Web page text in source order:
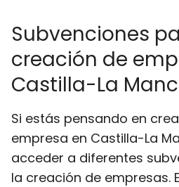
Subvenciones
creación de
Castilla-La
Si estás pensando en
empresa en Castilla-La
acceder a diferentes
la creación de empresas.